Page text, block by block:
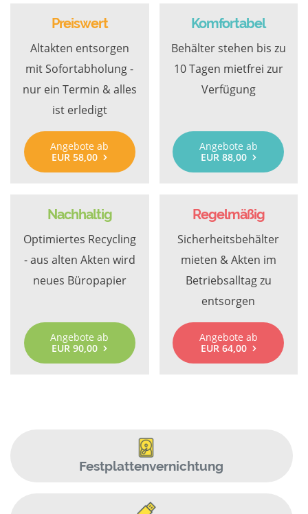
Preiswert
Altakten entsorgen
mit Sofortabholung -
nur ein Termin & alles
ist erledigt
Angebote ab
EUR 58,00
Komfortabel
Behälter stehen bis zu
10 Tagen mietfrei zur
Verfügung
Angebote ab
EUR 88,00
Nachhaltig
Optimiertes Recycling
- aus alten Akten wird
neues Büropapier
Angebote ab
EUR 90,00
Regelmäßig
Sicherheitsbehälter
mieten & Akten im
Betriebsalltag zu
entsorgen
Angebote ab
EUR 64,00
Festplattenvernichtung